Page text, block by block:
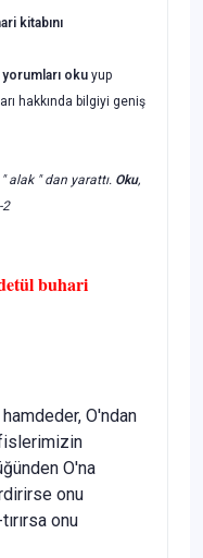
kitabını
yorumları oku yup
hakkında bilgiyi geniş
alak " dan yarattı. Oku,
2
buhari
O'ndan
O'na
onu
onu